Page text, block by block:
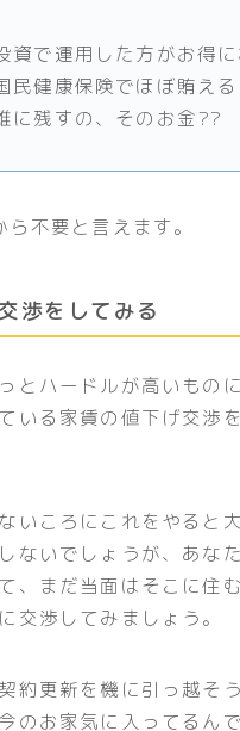
で運用した方がお得に
健康保険でほぼ賄える
に残すの、そのお金??
不要と言えます。
渉をしてみる
とハードルが高いもの
いる家賃の値下げ交渉
いころにこれをやると
ないでしょうが、あな
、まだ当面はそこに住
交渉してみましょう。
約更新を機に引っ越そ
のお家気に入ってるん